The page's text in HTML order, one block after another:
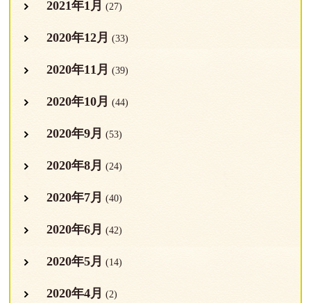
2021年1月 (27)
2020年12月 (33)
2020年11月 (39)
2020年10月 (44)
2020年9月 (53)
2020年8月 (24)
2020年7月 (40)
2020年6月 (42)
2020年5月 (14)
2020年4月 (2)